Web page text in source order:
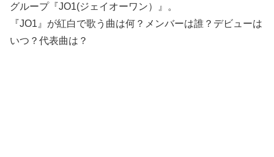
グループ『JO1(ジェイオーワン）』。
『JO1』が紅白で歌う曲は何？メンバーは誰？デビューは
いつ？代表曲は？